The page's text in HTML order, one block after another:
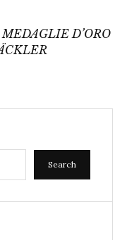
D’ORO
Search